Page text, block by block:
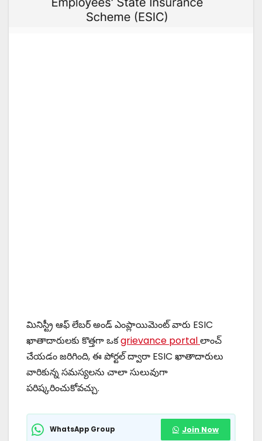
మినిస్ట్రీ ఆఫ్ లేబర్ అండ్ ఎంప్లాయిమెంట్ వారు ESIC
ఖాతాదారులకు కొత్తగా ఒకgrievance portalలాంచ్
చేయడం జరిగింది, ఈ పోర్టల్ ద్వారా ESIC ఖాతాదారులు
వారికున్న సమస్యలను చాలా సులువుగా
పరిష్కరించుకోవచ్చు.
WhatsApp Group Join Now